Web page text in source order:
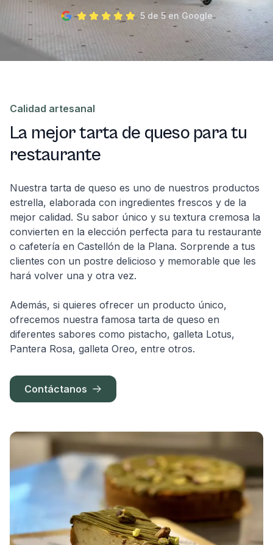
5 de 5 en Google
Calidad artesanal
La mejor tarta de queso para tu
restaurante
Nuestra tarta de queso es uno de nuestros productos
estrella, elaborada con ingredientes frescos y de la
mejor calidad. Su sabor único y su textura cremosa la
convierten en la elección perfecta para tu restaurante
o cafetería en Castellón de la Plana. Sorprende a tus
clientes con un postre delicioso y memorable que les
hará volver una y otra vez.
Además, si quieres ofrecer un producto único,
ofrecemos nuestra famosa tarta de queso en
diferentes sabores como pistacho, galleta Lotus,
Pantera Rosa, galleta Oreo, entre otros.
Contáctanos